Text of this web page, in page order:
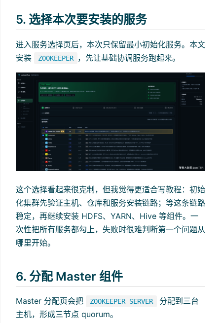
5. 选择本次要安装的服务
进入服务选择页后，本次只保留最小初始化服务。本文
安装
ZOOKEEPER ，先让基础协调服务跑起来。
这个选择看起来很克制，但我觉得更适合写教程：初始
化集群先验证主机、仓库和服务安装链路；等这条链路
稳定，再继续安装 HDFS、YARN、Hive 等组件。一
次性把所有服务都勾上，失败时很难判断第一个问题从
哪里开始。
6. 分配 Master 组件
Master 分配页会把 ZOOKEEPER_SERVER
分配到三台
主机，形成三节点 quorum。